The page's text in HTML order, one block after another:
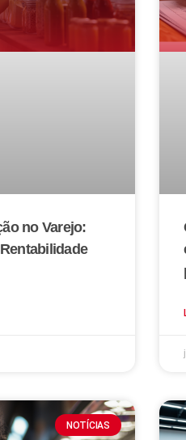
no Varejo:
NOTÍCIAS